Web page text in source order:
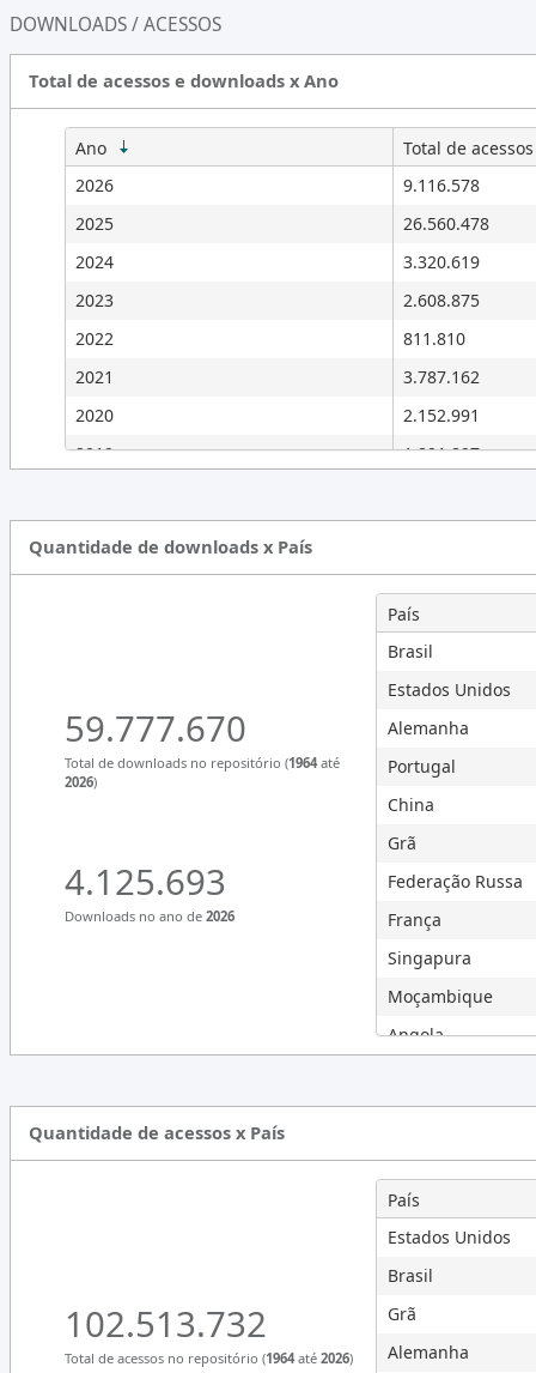
DOWNLOADS / ACESSOS
Total de acessos e downloads x Ano
Ano Total de acessos
2026
9.116.578
2025
26.560.478
2024
3.320.619
2023
2.608.875
2022
811.810
2021
3.787.162
2020
2.152.991
2019
1.891.897
2016
7.399.667
8.293.256
9.260.470
10.642.695
2012
5.663.598
2011
6.519.552
561.362
0
2008
0
2007
0
0
0
0
2002
0
2000
Quantidade de downloads x País
59.777.670
Total de downloads no repositório (1964até
2026)
4.125.693
Downloads no ano de 2026
País
Brasil
Estados Unidos
Alemanha
Portugal
China
Grã
Federação Russa
França
Singapura
Moçambique
Angola
Países Baixos
Canadá
Hong Kong
Finlândia
Japão
Índia
Quantidade de acessos x País
102.513.732
Total de acessos no repositório (1964até 2026)
País
Estados Unidos
Brasil
Grã
Alemanha